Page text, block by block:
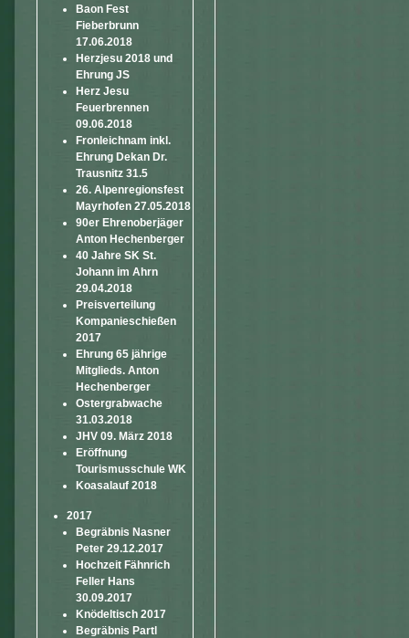
Baon Fest
Fieberbrunn
17.06.2018
Herzjesu 2018 und
Ehrung JS
Herz Jesu
Feuerbrennen
09.06.2018
Fronleichnam inkl.
Ehrung Dekan Dr.
Trausnitz 31.5
26. Alpenregionsfest
Mayrhofen 27.05.2018
90er Ehrenoberjäger
Anton Hechenberger
40 Jahre SK St.
Johann im Ahrn
29.04.2018
Preisverteilung
Kompanieschießen
2017
Ehrung 65 jährige
Mitglieds. Anton
Hechenberger
Ostergrabwache
31.03.2018
JHV 09. März 2018
Eröffnung
Tourismusschule WK
Koasalauf 2018
2017
Begräbnis Nasner
Peter 29.12.2017
Hochzeit Fähnrich
Feller Hans
30.09.2017
Knödeltisch 2017
Begräbnis Partl